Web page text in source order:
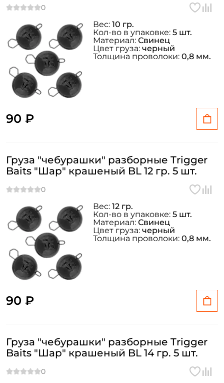
90 ₽
Вес: 10 гр.
Кол-во в упаковке: 5 шт.
Материал: Свинец
Цвет груза: черный
Толщина проволоки: 0,8 мм.
Груза "чебурашки" разборные Trigger
Baits "Шар" крашеный BL 12 гр. 5 шт.
90 ₽
Вес: 12 гр.
Кол-во в упаковке: 5 шт.
Материал: Свинец
Цвет груза: черный
Толщина проволоки: 0,8 мм.
Груза "чебурашки" разборные Trigger
Baits "Шар" крашеный BL 14 гр. 5 шт.